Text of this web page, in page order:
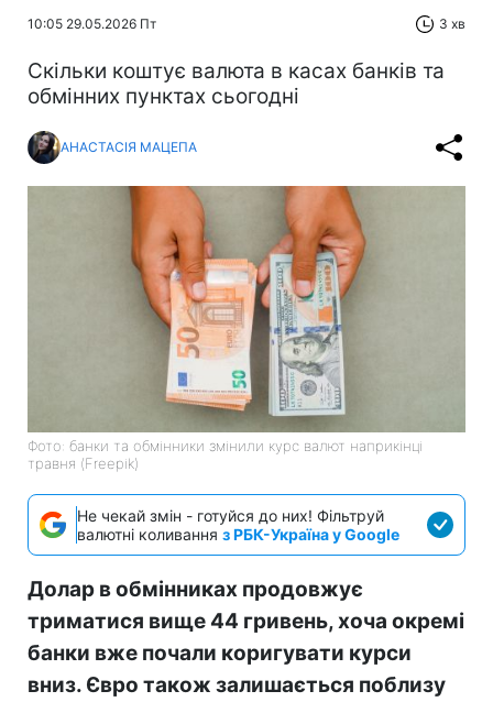
10:05 29.05.2026 Пт 3 хв
Скільки коштує валюта в касах банків та
обмінних пунктах сьогодні
АНАСТАСІЯ МАЦЕПА
Фото: банки та обмінники змінили курс валют наприкінці
травня (Freepik)
Не чекай змін - готуйся до них! Фільтруй
валютні коливання з РБК-Україна у Google
Долар в обмінниках продовжує
триматися вище 44 гривень, хоча окремі
банки вже почали коригувати курси
вниз. Євро також залишається поблизу